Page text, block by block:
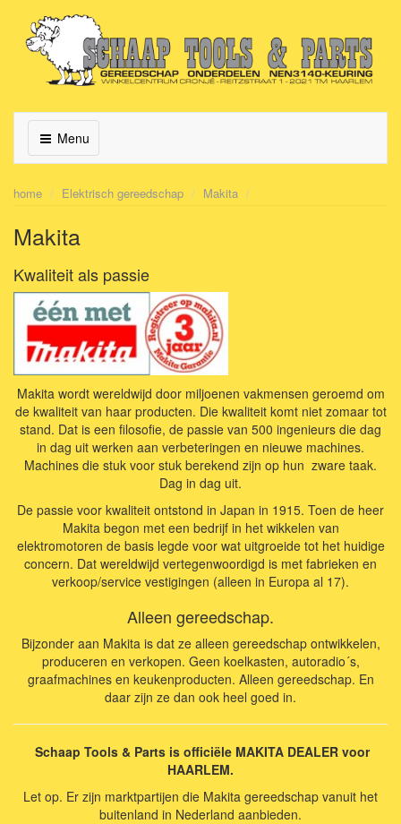
Menu
home Elektrisch gereedschap Makita
Makita
Kwaliteit als passie
Makita wordt wereldwijd door miljoenen vakmensen geroemd om
de kwaliteit van haar producten. Die kwaliteit komt niet zomaar tot
stand. Dat is een filosofie, de passie van 500 ingenieurs die dag
in dag uit werken aan verbeteringen en nieuwe machines.
Machines die stuk voor stuk berekend zijn op hun zware taak.
Dag in dag uit.
De passie voor kwaliteit ontstond in Japan in 1915. Toen de heer
Makita begon met een bedrijf in het wikkelen van
elektromotoren de basis legde voor wat uitgroeide tot het huidige
concern. Dat wereldwijd vertegenwoordigd is met fabrieken en
verkoop/service vestigingen (alleen in Europa al 17).
Alleen gereedschap.
Bijzonder aan Makita is dat ze alleen gereedschap ontwikkelen,
produceren en verkopen. Geen koelkasten, autoradio´s,
graafmachines en keukenproducten. Alleen gereedschap. En
daar zijn ze dan ook heel goed in.
Schaap Tools & Parts is officiële MAKITA DEALER voor
HAARLEM.
Let op. Er zijn marktpartijen die Makita gereedschap vanuit het
buitenland in Nederland aanbieden.